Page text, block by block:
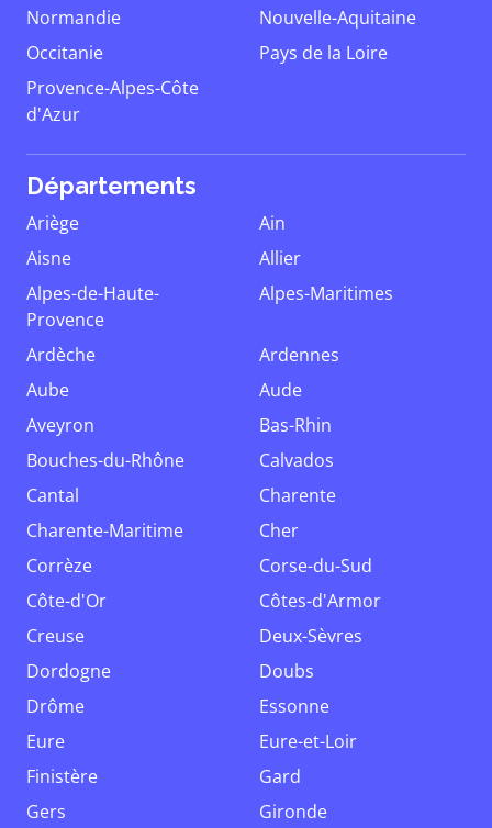
Normandie
Nouvelle-Aquitaine
Occitanie
Pays de la Loire
Provence-Alpes-Côte
d'Azur
Départements
Ariège
Ain
Aisne
Allier
Alpes-de-Haute-
Provence
Alpes-Maritimes
Ardèche
Ardennes
Aube
Aude
Aveyron
Bas-Rhin
Bouches-du-Rhône
Calvados
Cantal
Charente
Charente-Maritime
Cher
Corrèze
Corse-du-Sud
Côte-d'Or
Côtes-d'Armor
Creuse
Deux-Sèvres
Dordogne
Doubs
Drôme
Essonne
Eure
Eure-et-Loir
Finistère
Gard
Gers
Gironde